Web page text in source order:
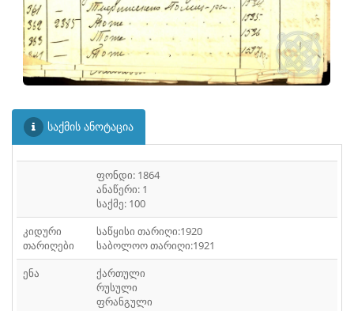
ᲤᲐᲘᲚᲘ 34
ᲤᲐᲘᲚᲘ 35
ᲤᲐᲘᲚᲘ 36
ᲤᲐᲘᲚᲘ
39
ᲤᲐᲘᲚᲘ 41
42
საქმის ანოტაცია
ფონდი: 1864
ანაწერი: 1
საქმე: 100
კიდური
თარიღები
საწყისი თარიღი:1920
საბოლოო თარიღი:1921
ენა
ქართული
რუსული
ფრანგული